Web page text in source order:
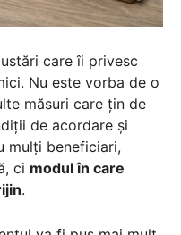
care îi privesc
Nu este vorba de o
măsuri care țin de
de acordare și
mulți beneficiari,
ci modul în care
.